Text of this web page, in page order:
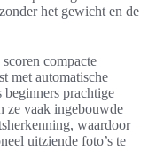
het gewicht en de
compacte
met automatische
beginners prachtige
ze vaak ingebouwde
waardoor
uitziende foto’s te